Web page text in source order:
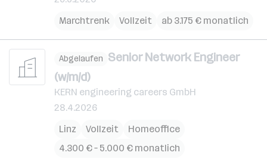
Marchtrenk
Vollzeit ab 3.175 € monatlich
Abgelaufen Senior Network Engineer
(w/m/d)
KERN engineering careers GmbH
28.4.2026
Linz
Vollzeit
Homeoffice
4.300 € – 5.000 € monatlich